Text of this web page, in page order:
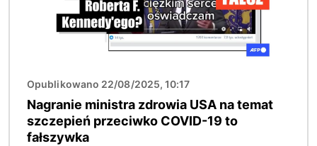
Opublikowano 22/08/2025, 10:17
Nagranie ministra zdrowia USA na temat
szczepień przeciwko COVID-19 to
fałszywka